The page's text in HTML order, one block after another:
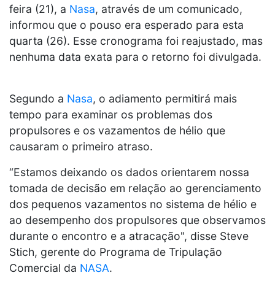
feira (21), a Nasa, através de um comunicado,
informou que o pouso era esperado para esta
quarta (26). Esse cronograma foi reajustado, mas
nenhuma data exata para o retorno foi divulgada.
Segundo a Nasa, o adiamento permitirá mais
tempo para examinar os problemas dos
propulsores e os vazamentos de hélio que
causaram o primeiro atraso.
“Estamos deixando os dados orientarem nossa
tomada de decisão em relação ao gerenciamento
dos pequenos vazamentos no sistema de hélio e
ao desempenho dos propulsores que observamos
durante o encontro e a atracação", disse Steve
Stich, gerente do Programa de Tripulação
Comercial da NASA.